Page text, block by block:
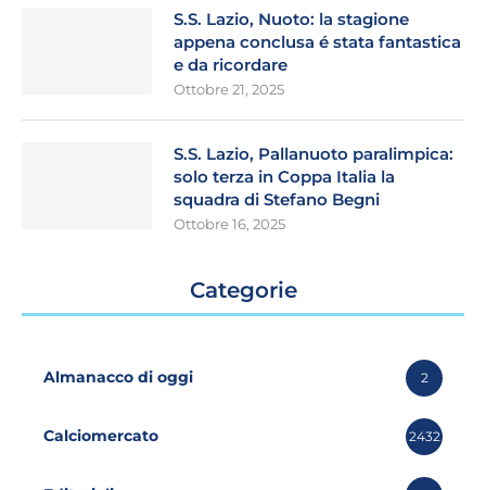
S.S. Lazio, Nuoto: la stagione
appena conclusa é stata fantastica
e da ricordare
Ottobre 21, 2025
S.S. Lazio, Pallanuoto paralimpica:
solo terza in Coppa Italia la
squadra di Stefano Begni
Ottobre 16, 2025
Categorie
Almanacco di oggi 2
Calciomercato 2432